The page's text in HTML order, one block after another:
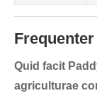
Quid facit
agriculturae